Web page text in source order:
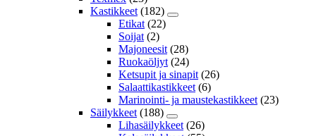
Kastikkeet (182)
Etikat (22)
Soijat (2)
Majoneesit (28)
Ruokaöljyt (24)
Ketsupit ja sinapit (26)
Salaattikastikkeet (6)
Marinointi- ja maustekastikkeet (23)
Säilykkeet (188)
Lihasäilykkeet (26)